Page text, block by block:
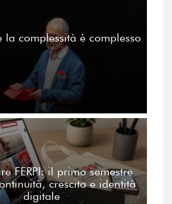
la complessità è complesso
FERPI: il primo semestre
crescita e identità
digitale